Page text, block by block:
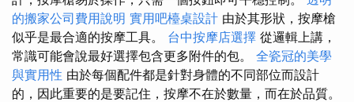
的搬家公司費用說明 實用吧檯桌設計 由於其形狀，按摩槍
似乎是最合適的按摩工具。 台中按摩店選擇 從邏輯上講，
常識可能會說最好選擇包含更多附件的包。 全瓷冠的美學
與實用性 由於每個配件都是針對身體的不同部位而設計
的，因此重要的是要記住，按摩不在於數量，而在於品質。